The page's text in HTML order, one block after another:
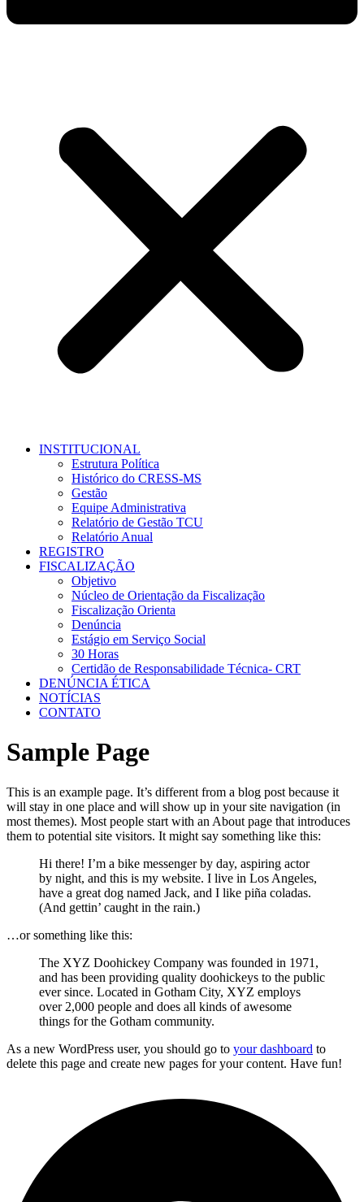
INSTITUCIONAL
Estrutura Política
Histórico do CRESS-MS
Gestão
Equipe Administrativa
Relatório de Gestão TCU
Relatório Anual
REGISTRO
FISCALIZAÇÃO
Objetivo
Núcleo de Orientação da Fiscalização
Fiscalização Orienta
Denúncia
Estágio em Serviço Social
30 Horas
Certidão de Responsabilidade Técnica- CRT
DENÚNCIA ÉTICA
NOTÍCIAS
CONTATO
Sample Page
This is an example page. It’s different from a blog post because it
will stay in one place and will show up in your site navigation (in
most themes). Most people start with an About page that introduces
them to potential site visitors. It might say something like this:
Hi there! I’m a bike messenger by day, aspiring actor
by night, and this is my website. I live in Los Angeles,
have a great dog named Jack, and I like piña coladas.
(And gettin’ caught in the rain.)
…or something like this:
The XYZ Doohickey Company was founded in 1971,
and has been providing quality doohickeys to the public
ever since. Located in Gotham City, XYZ employs
over 2,000 people and does all kinds of awesome
things for the Gotham community.
As a new WordPress user, you should go to your dashboard to
delete this page and create new pages for your content. Have fun!